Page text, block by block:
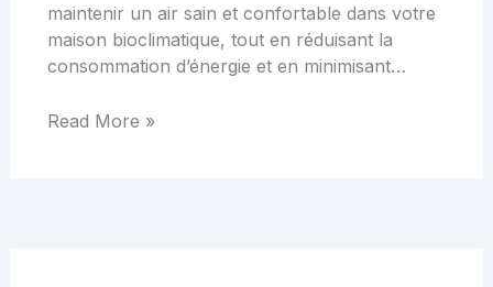
maintenir un air sain et confortable dans votre
maison bioclimatique, tout en réduisant la
consommation d’énergie et en minimisant…
Read More »